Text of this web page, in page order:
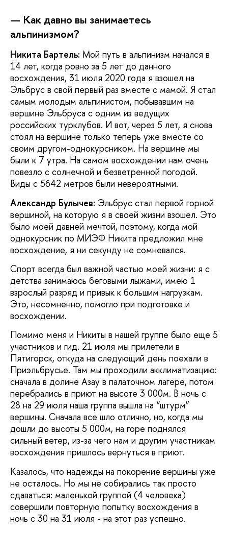
— Как давно вы занимаетесь
альпинизмом?
Никита Бартель: Мой путь в альпинизм начался в
14 лет, когда ровно за 5 лет до данного
восхождения, 31 июля 2020 года я взошел на
Эльбрус в свой первый раз вместе с мамой. Я стал
самым молодым альпинистом, побывавшим на
вершине Эльбруса с одним из ведущих
российских турклубов. И вот, через 5 лет, я снова
стоял на вершине только теперь уже вместе со
своим другом-однокурсником. На вершине мы
были к 7 утра. На самом восхождении нам очень
повезло с солнечной и безветренной погодой.
Виды с 5642 метров были невероятными.
Александр Булычев: Эльбрус стал первой горной
вершиной, на которую я в своей жизни взошел. Это
было моей давней мечтой, поэтому, когда мой
однокурсник по МИЭФ Никита предложил мне
восхождение, я ни секунду не сомневался.
Спорт всегда был важной частью моей жизни: я с
детства занимаюсь беговыми лыжами, имею 1
взрослый разряд и привык к большим нагрузкам.
Это, несомненно, помогло при подготовке и
восхождении.
Помимо меня и Никиты в нашей группе было еще 5
участников и гид. 21 июля мы прилетели в
Пятигорск, откуда на следующий день поехали в
Приэльбрусье. Там мы проходили акклиматизацию:
сначала в долине Азау в палаточном лагере, потом
перебрались в приют на высоте 3 000м. В ночь с
28 на 29 июля наша группа вышла на “штурм”
вершины. Сначала все шло отлично, но, когда мы
дошли до высоты 5 000м, на горе поднялся
сильный ветер, из-за чего нам и другим участникам
восхождения пришлось вернуться в приют.
Казалось, что надежды на покорение вершины уже
не осталось. Но мы не собирались так просто
сдаваться: маленькой группой (4 человека)
совершили повторную попытку восхождения в
ночь с 30 на 31 июля - на этот раз успешно.